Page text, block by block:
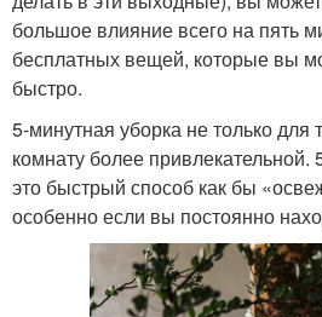
большое влияние всего на пять
бесплатных вещей, которые вы
быстро.
5-минутная уборка не только для
комнату более
это быстрый способ как бы
особенно если вы постоянно